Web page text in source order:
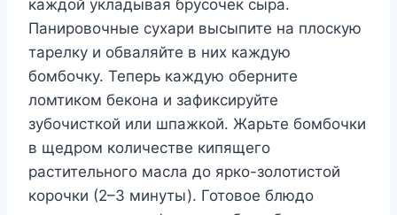
каждой укладывая брусочек сыра.
Панировочные сухари высыпите на плоскую
тарелку и обваляйте в них каждую
бомбочку. Теперь каждую оберните
ломтиком бекона и зафиксируйте
зубочисткой или шпажкой. Жарьте бомбочки
в щедром количестве кипящего
растительного масла до ярко-золотистой
корочки (2–3 минуты). Готовое блюдо